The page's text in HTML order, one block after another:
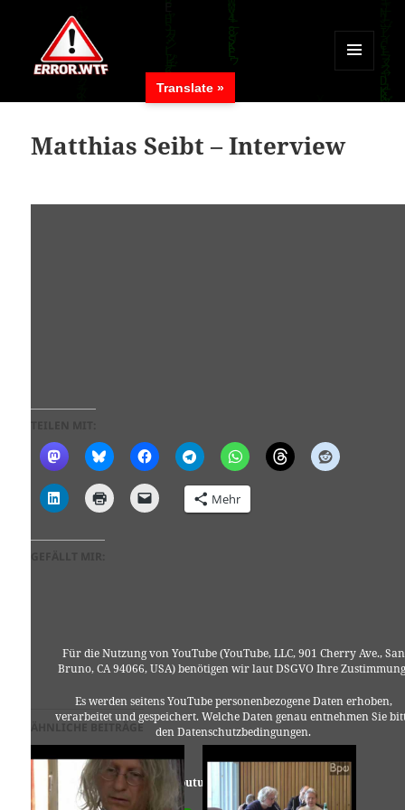
MENÜ
WIDGETS
Matthias Seibt – Interview
Für die Nutzung von YouTube (YouTube, LLC, 901 Cherry Ave., San
Bruno, CA 94066, USA) benötigen wir laut DSGVO Ihre
Es werden seitens YouTube personenbezogene Daten erhoben,
verarbeitet und gespeichert. Welche Daten genau entnehmen Sie
den Datenschutzbedingungen.
Youtube ist deaktiviert.
Mehr
ÄHNLICHE BEITRÄGE
Translate »